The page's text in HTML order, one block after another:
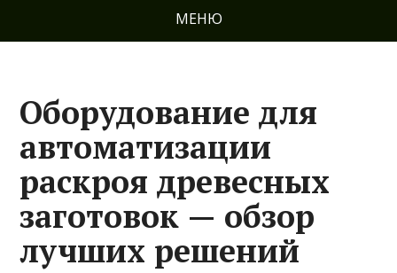
МЕНЮ
Оборудование для
автоматизации
раскроя древесных
заготовок — обзор
лучших решений